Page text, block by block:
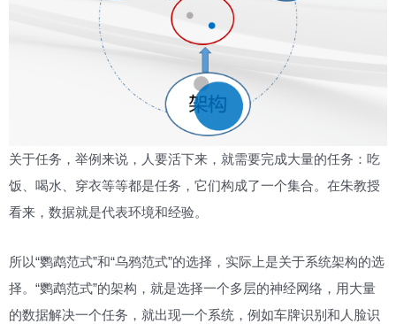
关于任务，举例来说，人要活下来，就需要完成大量的任务：吃
饭、喝水、穿衣等等都是任务，它们构成了一个集合。在朱教授
看来，数据就是代表环境和经验。
所以“鹦鹉范式”和“乌鸦范式”的选择，实际上是关于系统架构的选
择。“鹦鹉范式”的架构，就是选择一个多层的神经网络，用大量
的数据解决一个任务，就出现一个系统，例如车牌识别和人脸识